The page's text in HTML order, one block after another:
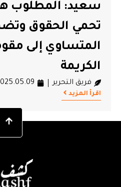
#عمال الحضائر #قيس سعيد
سعيد: المطلوب
تحمي الحقوق
المتساوي إلى
الكريمة
فريق التحرير
اقرأ المزيد